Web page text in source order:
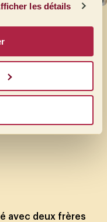
les détails
avec deux frères